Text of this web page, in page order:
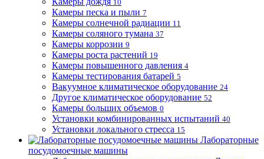
10
Камеры песка и пыли 7
Камеры солнечной радиации 11
Камеры соляного тумана 37
Камеры коррозии 9
Камеры роста растений 19
Камеры повышенного давления 4
Камеры тестирования батарей 5
Вакуумное климатическое оборудование 24
Другое климатическое оборудование 52
Камеры больших объемов 0
Установки комбинированных испытаний 40
Установки локального стресса 15
Лабораторные
посудомоечные машины